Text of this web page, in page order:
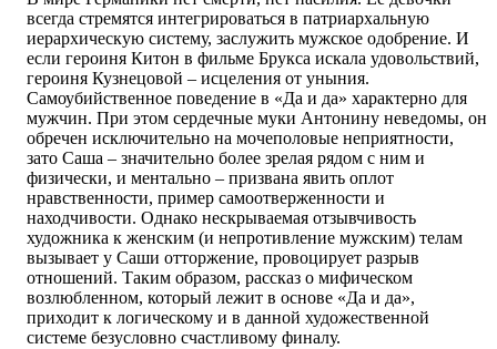
всегда стремятся интегрироваться в патриархальную
иерархическую систему, заслужить мужское одобрение. И
если героиня Китон в фильме Брукса искала удовольствий,
героиня Кузнецовой – исцеления от уныния.
Самоубийственное поведение в «Да и да» характерно для
мужчин. При этом сердечные муки Антонину неведомы, он
обречен исключительно на мочеполовые неприятности,
зато Саша – значительно более зрелая рядом с ним и
физически, и ментально – призвана явить оплот
нравственности, пример самоотверженности и
находчивости. Однако нескрываемая отзывчивость
художника к женским (и непротивление мужским) телам
вызывает у Саши отторжение, провоцирует разрыв
отношений. Таким образом, рассказ о мифическом
возлюбленном, который лежит в основе «Да и да»,
приходит к логическому и в данной художественной
системе безусловно счастливому финалу.